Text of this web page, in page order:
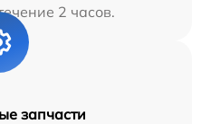
2 часов.
запчасти